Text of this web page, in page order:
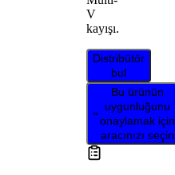
V
kayışı.
Distribütör
bul
Bu ürünün
uygunluğunu
onaylamak için
aracınızı seçin